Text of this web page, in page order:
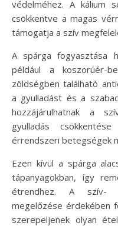
védelméhez. A kálium
csökkentve a magas
támogatja a szív
A spárga fogyasztása
például a koszorúér-
zöldségben található
a gyulladást és a
hozzájárulhatnak a
gyulladás
érrendszeri betegségek
Ezen kívül a spárga
tápanyagokban, így
étrendhez. A szív-
megelőzése érdekében
szerepeljenek olyan